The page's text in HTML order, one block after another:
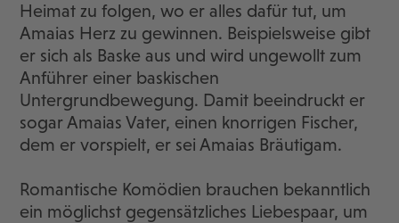
Heimat zu folgen, wo er alles dafür tut, um
Amaias Herz zu gewinnen. Beispielsweise gibt
er sich als Baske aus und wird ungewollt zum
Anführer einer baskischen
Untergrundbewegung. Damit beeindruckt er
sogar Amaias Vater, einen knorrigen Fischer,
dem er vorspielt, er sei Amaias Bräutigam.
Romantische Komödien brauchen bekanntlich
ein möglichst gegensätzliches Liebespaar, um